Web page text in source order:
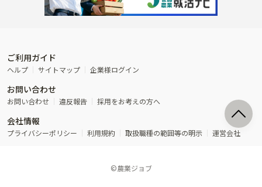
製造･加工･販売 福祉
その他農業関連企業
ネス
ご利用ガイド
ヘルプ サイトマップ 企業様ログイン
お問い合わせ
お問い合わせ 違反報告 採用をお考えの方へ
会社情報
プライバシーポリシー 利用規約 取扱職種の範囲等の明示 運営会社
©農業ジョブ